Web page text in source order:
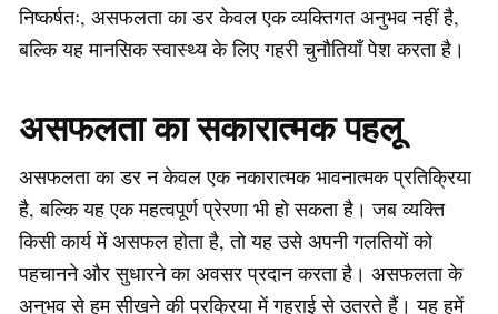
निष्कर्षतः, असफलता का डर केवल एक व्यक्तिगत अनुभव नहीं है,
बल्कि यह मानसिक स्वास्थ्य के लिए गहरी चुनौतियाँ पेश करता है।
असफलता का सकारात्मक पहलू
असफलता का डर न केवल एक नकारात्मक भावनात्मक प्रतिक्रिया
है, बल्कि यह एक महत्वपूर्ण प्रेरणा भी हो सकता है। जब व्यक्ति
किसी कार्य में असफल होता है, तो यह उसे अपनी गलतियों को
पहचानने और सुधारने का अवसर प्रदान करता है। असफलता के
अनुभव से हम सीखने की प्रक्रिया में गहराई से उतरते हैं। यह हमें